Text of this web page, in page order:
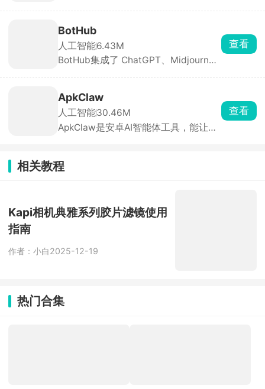
谁。平台还设有AI酒馆、角色卡社区等
多元玩法，超多用户分享的剧情内容与
角色卡可直接使用，登录即自动签到获
得猫粮用于对话。
BotHub
人工智能6.43M
BotHub集成了 ChatGPT、Midjourney
能，可在一个应用内自由切换模型。还
能自定义 AI 助手与对话参数，适合办
公、创作、学习等场景。
查看
ApkClaw
人工智能30.46M
ApkClaw是安卓AI智能体工具，能让普
+主流大模型。可过钉钉、飞书、QQ、
Discord 远程发指令，实现远程打卡、
查看
相关教程
Kapi相机典雅系列胶片滤镜使用
指南
作者：小白2025-12-19
热门合集